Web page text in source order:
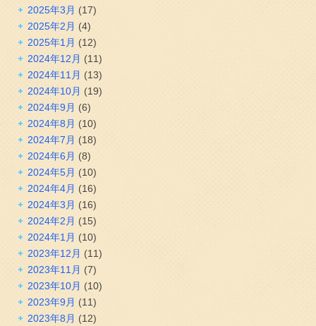
2025年3月 (17)
2025年2月 (4)
2025年1月 (12)
2024年12月 (11)
2024年11月 (13)
2024年10月 (19)
2024年9月 (6)
2024年8月 (10)
2024年7月 (18)
2024年6月 (8)
2024年5月 (10)
2024年4月 (16)
2024年3月 (16)
2024年2月 (15)
2024年1月 (10)
2023年12月 (11)
2023年11月 (7)
2023年10月 (10)
2023年9月 (11)
2023年8月 (12)